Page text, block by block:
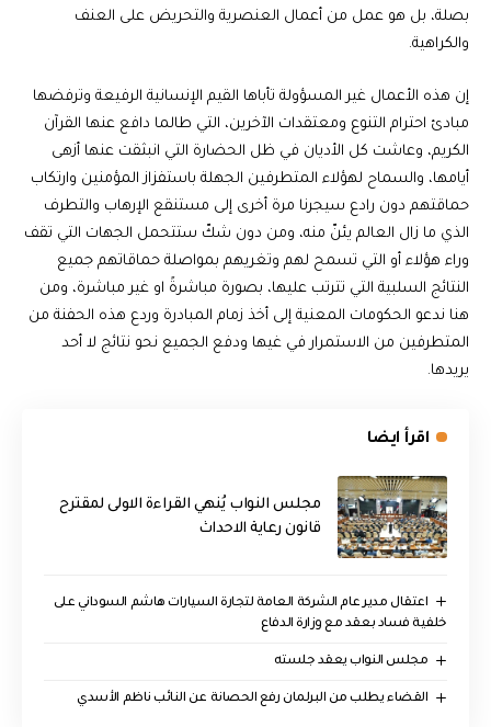
بصلة، بل هو عمل من أعمال العنصرية والتحريض على العنف
والكراهية.
إن هذه الأعمال غير المسؤولة تأباها القيم الإنسانية الرفيعة وترفضها
مبادئ احترام التنوع ومعتقدات الآخرين، التي طالما دافع عنها القرآن
الكريم، وعاشت كل الأديان في ظل الحضارة التي انبثقت عنها أزهى
أيامها، والسماح لهؤلاء المتطرفين الجهلة باستفزاز المؤمنين وارتكاب
حماقتهم دون رادع سيجرنا مرة أخرى إلى مستنقع الإرهاب والتطرف
الذي ما زال العالم يئنّ منه، ومن دون شكّ ستتحمل الجهات التي تقف
وراء هؤلاء أو التي تسمح لهم وتغريهم بمواصلة حماقاتهم جميع
النتائج السلبية التي تترتب عليها، بصورة مباشرةً او غير مباشرة، ومن
هنا ندعو الحكومات المعنية إلى أخذ زمام المبادرة وردع هذه الحفنة من
المتطرفين من الاستمرار في غيها ودفع الجميع نحو نتائج لا أحد
يريدها.
اقرأ ايضا
مجلس النواب يُنهي القراءة الاولى لمقترح
قانون رعاية الاحداث
اعتقال مدير عام الشركة العامة لتجارة السيارات هاشم السوداني على
خلفية فساد بعقد مع وزارة الدفاع
مجلس النواب يعقد جلسته
القضاء يطلب من البرلمان رفع الحصانة عن النائب ناظم الأسدي